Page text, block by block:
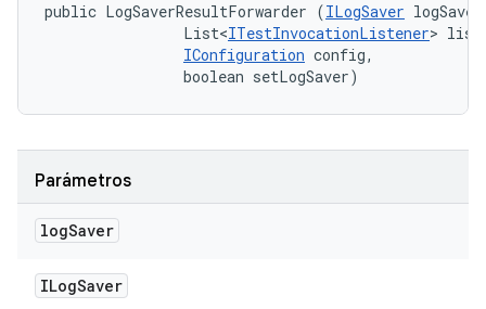
public LogSaverResultForwarder (ILogSaver
                List<
ITestInvocationListener>
IConfiguration config,
                boolean setLogSaver)
Parámetros
logSaver
ILogSaver